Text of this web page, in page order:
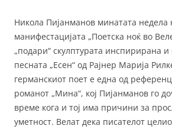
Никола Пијанманов минатата недела
манифестацијата „Поетска ноќ во
„подари“ скулптурата инспирирана и
песната „Есен“ од Рајнер Марија
германскиот поет е една од
романот „Мина“, кој Пијанманов го
време кога и тој има причини за
уметност. Велат дека писателот